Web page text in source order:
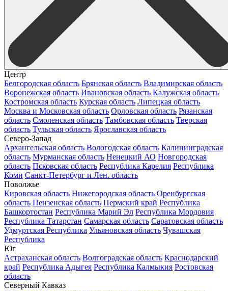
Центр
Белгородская область Брянская область Владимирская область
Воронежская область Ивановская область Калужская область
Костромская область Курская область Липецкая область
Москва и Московская область Орловская область Рязанская
область Смоленская область Тамбовская область Тверская
область Тульская область Ярославская область
Северо-Запад
Архангельская область Вологодская область Калининградская
область Мурманская область Ненецкий АО Новгородская
область Псковская область Республика Карелия Республика
Коми Санкт-Петербург и Лен. область
Поволжье
Кировская область Нижегородская область Оренбургская
область Пензенская область Пермский край Республика
Башкортостан Республика Марий Эл Республика Мордовия
Республика Татарстан Самарская область Саратовская область
Удмуртская Республика Ульяновская область Чувашская
Республика
Юг
Астраханская область Волгоградская область Краснодарский
край Республика Адыгея Республика Калмыкия Ростовская
область
Северный Кавказ